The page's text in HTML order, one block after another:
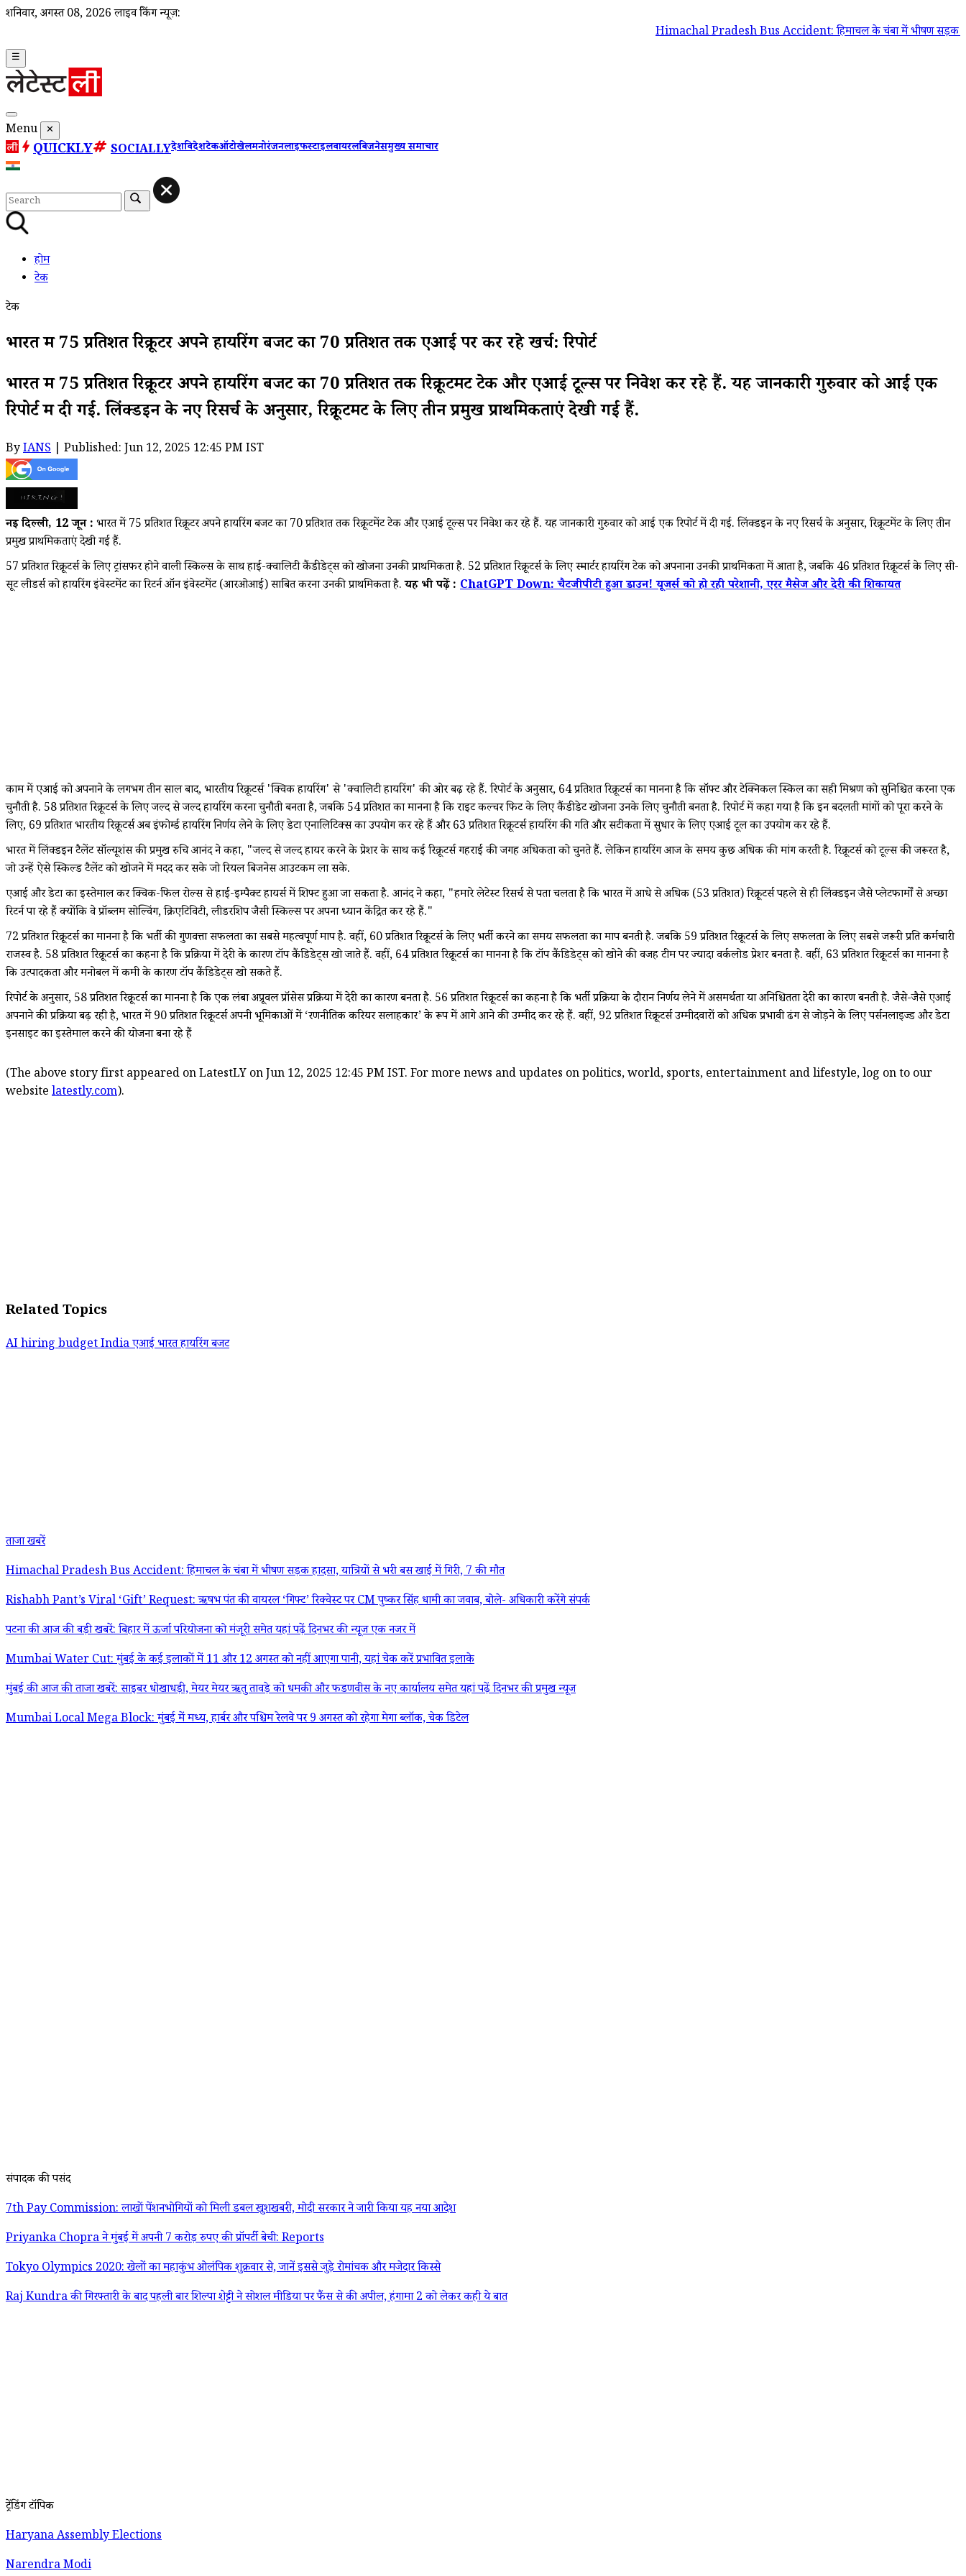
शनिवार, अगस्त 08, 2026 लाइव ब्रेकिंग न्यूज़:
Himachal Pradesh Bus Accident: हिमाचल के चंबा में भीषण सड़क हादसा,
☰
Menu ✕
QUICKLY SOCIALLYदेशविदेशटेकऑटोखेलमनोरंजनलाइफस्टाइलवायरलबिजनेसमुख्य समाचार
होम
टेक
टेक
भारत में 75 प्रतिशत रिक्रूटर अपने हायरिंग बजट का 70 प्रतिशत तक एआई पर कर रहे खर्च: रिपोर्ट
भारत में 75 प्रतिशत रिक्रूटर अपने हायरिंग बजट का 70 प्रतिशत तक रिक्रूटमेंट टेक और एआई टूल्स पर निवेश कर रहे हैं. यह जानकारी गुरुवार को आई एक
रिपोर्ट में दी गई. लिंक्डइन के नए रिसर्च के अनुसार, रिक्रूटमेंट के लिए तीन प्रमुख प्राथमिकताएं देखी गई हैं.
ByIANS | Published: Jun 12, 2025 12:45 PM IST
नई दिल्ली, 12 जून : भारत में 75 प्रतिशत रिक्रूटर अपने हायरिंग बजट का 70 प्रतिशत तक रिक्रूटमेंट टेक और एआई टूल्स पर निवेश कर रहे हैं. यह जानकारी गुरुवार को आई एक रिपोर्ट में दी गई. लिंक्डइन के नए रिसर्च के अनुसार, रिक्रूटमेंट के लिए तीन
प्रमुख प्राथमिकताएं देखी गई हैं.
57 प्रतिशत रिक्रूटर्स के लिए ट्रांसफर होने वाली स्किल्स के साथ हाई-क्वालिटी कैंडीडेट्स को खोजना उनकी प्राथमिकता है. 52 प्रतिशत रिक्रूटर्स के लिए स्मार्टर हायरिंग टेक को अपनाना उनकी प्राथमिकता में आता है, जबकि 46 प्रतिशत रिक्रूटर्स के लिए सी-
सूट लीडर्स को हायरिंग इंवेस्टमेंट का रिटर्न ऑन इंवेस्टमेंट (आरओआई) साबित करना उनकी प्राथमिकता है.यह भी पढ़ें : ChatGPT Down: चैटजीपीटी हुआ डाउन! यूजर्स को हो रही परेशानी, एरर मैसेज और देरी की शिकायत
काम में एआई को अपनाने के लगभग तीन साल बाद, भारतीय रिक्रूटर्स 'क्विक हायरिंग' से 'क्वालिटी हायरिंग' की ओर बढ़ रहे हैं. रिपोर्ट के अनुसार, 64 प्रतिशत रिक्रूटर्स का मानना है कि सॉफ्ट और टेक्निकल स्किल का सही मिश्रण को सुनिश्चित करना एक
चुनौती है. 58 प्रतिशत रिक्रूटर्स के लिए जल्द से जल्द हायरिंग करना चुनौती बनता है, जबकि 54 प्रतिशत का मानना है कि राइट कल्चर फिट के लिए कैंडीडेट खोजना उनके लिए चुनौती बनता है. रिपोर्ट में कहा गया है कि इन बदलती मांगों को पूरा करने के
लिए, 69 प्रतिशत भारतीय रिक्रूटर्स अब इंफोर्म्ड हायरिंग निर्णय लेने के लिए डेटा एनालिटिक्स का उपयोग कर रहे हैं और 63 प्रतिशत रिक्रूटर्स हायरिंग की गति और सटीकता में सुधार के लिए एआई टूल का उपयोग कर रहे हैं.
भारत में लिंक्डइन टैलेंट सॉल्यूशंस की प्रमुख रुचि आनंद ने कहा, "जल्द से जल्द हायर करने के प्रेशर के साथ कई रिक्रूटर्स गहराई की जगह अधिकता को चुनते हैं. लेकिन हायरिंग आज के समय कुछ अधिक की मांग करती है. रिक्रूटर्स को टूल्स की जरूरत है,
जो उन्हें ऐसे स्किल्ड टैलेंट को खोजने में मदद कर सके जो रियल बिजनेस आउटकम ला सके.
एआई और डेटा का इस्तेमाल कर क्विक-फिल रोल्स से हाई-इम्पैक्ट हायर्स में शिफ्ट हुआ जा सकता है. आनंद ने कहा, "हमारे लेटेस्ट रिसर्च से पता चलता है कि भारत में आधे से अधिक (53 प्रतिशत) रिक्रूटर्स पहले से ही लिंक्डइन जैसे प्लेटफार्मों से अच्छा
रिटर्न पा रहे हैं क्योंकि वे प्रॉब्लम सोल्विंग, क्रिएटिविटी, लीडरशिप जैसी स्किल्स पर अपना ध्यान केंद्रित कर रहे हैं."
72 प्रतिशत रिक्रूटर्स का मानना है कि भर्ती की गुणवत्ता सफलता का सबसे महत्वपूर्ण माप है. वहीं, 60 प्रतिशत रिक्रूटर्स के लिए भर्ती करने का समय सफलता का माप बनती है. जबकि 59 प्रतिशत रिक्रूटर्स के लिए सफलता के लिए सबसे जरूरी प्रति कर्मचारी
राजस्व है. 58 प्रतिशत रिक्रूटर्स का कहना है कि प्रक्रिया में देरी के कारण टॉप कैंडिडेट्स खो जाते हैं. वहीं, 64 प्रतिशत रिक्रूटर्स का मानना है कि टॉप कैंडिडेट्स को खोने की वजह टीम पर ज्यादा वर्कलोड प्रेशर बनता है. वहीं, 63 प्रतिशत रिक्रूटर्स का मानना है
कि उत्पादकता और मनोबल में कमी के कारण टॉप कैंडिडेट्स खो सकते हैं.
रिपोर्ट के अनुसार, 58 प्रतिशत रिक्रूटर्स का मानना है कि एक लंबा अप्रूवल प्रॉसेस प्रक्रिया में देरी का कारण बनता है. 56 प्रतिशत रिक्रूटर्स का कहना है कि भर्ती प्रक्रिया के दौरान निर्णय लेने में असमर्थता या अनिश्चितता देरी का कारण बनती है. जैसे-जैसे एआई
अपनाने की प्रक्रिया बढ़ रही है, भारत में 90 प्रतिशत रिक्रूटर्स अपनी भूमिकाओं में ‘रणनीतिक करियर सलाहकार’ के रूप में आगे आने की उम्मीद कर रहे हैं. वहीं, 92 प्रतिशत रिक्रूटर्स उम्मीदवारों को अधिक प्रभावी ढंग से जोड़ने के लिए पर्सनलाइज्ड और डेटा
इनसाइट का इस्तेमाल करने की योजना बना रहे हैं
(The above story first appeared on LatestLY on Jun 12, 2025 12:45 PM IST. For more news and updates on politics, world, sports, entertainment and lifestyle, log on to our
website latestly.com).
Related Topics
AIhiring budgetIndiaएआईभारतहायरिंग बजट
ताजा खबरें
Himachal Pradesh Bus Accident: हिमाचल के चंबा में भीषण सड़क हादसा, यात्रियों से भरी बस खाई में गिरी, 7 की मौत
Rishabh Pant’s Viral ‘Gift’ Request: ऋषभ पंत की वायरल ‘गिफ्ट’ रिक्वेस्ट पर CM पुष्कर सिंह धामी का जवाब, बोले- अधिकारी करेंगे संपर्क
पटना की आज की बड़ी खबरें: बिहार में ऊर्जा परियोजना को मंजूरी समेत यहां पढ़ें दिनभर की न्यूज एक नजर में
Mumbai Water Cut: मुंबई के कई इलाकों में 11 और 12 अगस्त को नहीं आएगा पानी, यहां चेक करें प्रभावित इलाके
मुंबई की आज की ताजा खबरें: साइबर धोखाधड़ी, मेयर मेयर ऋतु तावड़े को धमकी और फडणवीस के नए कार्यालय समेत यहां पढ़ें दिनभर की प्रमुख न्यूज
Mumbai Local Mega Block: मुंबई में मध्य, हार्बर और पश्चिम रेलवे पर 9 अगस्त को रहेगा मेगा ब्लॉक, चेक डिटेल
संपादक की पसंद
7th Pay Commission: लाखों पेंशनभोगियों को मिली डबल खुशखबरी, मोदी सरकार ने जारी किया यह नया आदेश
Priyanka Chopra ने मुंबई में अपनी 7 करोड़ रुपए की प्रॉपर्टी बेची: Reports
Tokyo Olympics 2020: खेलों का महाकुंभ ओलंपिक शुक्रवार से, जानें इससे जुड़े रोमांचक और मजेदार किस्से
Raj Kundra की गिरफ्तारी के बाद पहली बार शिल्पा शेट्टी ने सोशल मीडिया पर फैंस से की अपील, हंगामा 2 को लेकर कही ये बात
ट्रेंडिंग टॉपिक
Haryana Assembly Elections
Narendra Modi